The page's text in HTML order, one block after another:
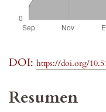
DOI: https://doi.org/
Resumen